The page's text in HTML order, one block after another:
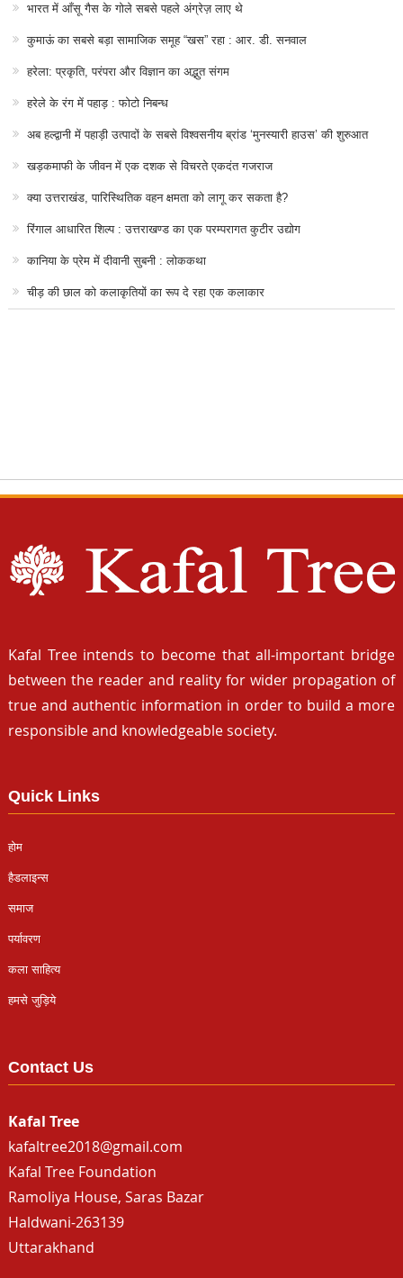
भारत में आँसू गैस के गोले सबसे पहले अंग्रेज़ लाए थे
कुमाऊं का सबसे बड़ा सामाजिक समूह “खस” रहा : आर. डी. सनवाल
हरेला: प्रकृति, परंपरा और विज्ञान का अद्भुत संगम
हरेले के रंग में पहाड़ : फोटो निबन्ध
अब हल्द्वानी में पहाड़ी उत्पादों के सबसे विश्वसनीय ब्रांड ‘मुनस्यारी हाउस’ की शुरुआत
खड़कमाफी के जीवन में एक दशक से विचरते एकदंत गजराज
क्या उत्तराखंड, पारिस्थितिक वहन क्षमता को लागू कर सकता है?
रिंगाल आधारित शिल्प : उत्तराखण्ड का एक परम्परागत कुटीर उद्योग
कानिया के प्रेम में दीवानी सुबनी : लोककथा
चीड़ की छाल को कलाकृतियों का रूप दे रहा एक कलाकार
Kafal Tree intends to become that all-important bridge
between the reader and reality for wider propagation of
true and authentic information in order to build a more
responsible and knowledgeable society.
Quick Links
होम
हैडलाइन्स
समाज
पर्यावरण
कला साहित्य
हमसे जुड़िये
Contact Us
Kafal Tree
kafaltree2018@gmail.com
Kafal Tree Foundation
Ramoliya House, Saras Bazar
Haldwani-263139
Uttarakhand